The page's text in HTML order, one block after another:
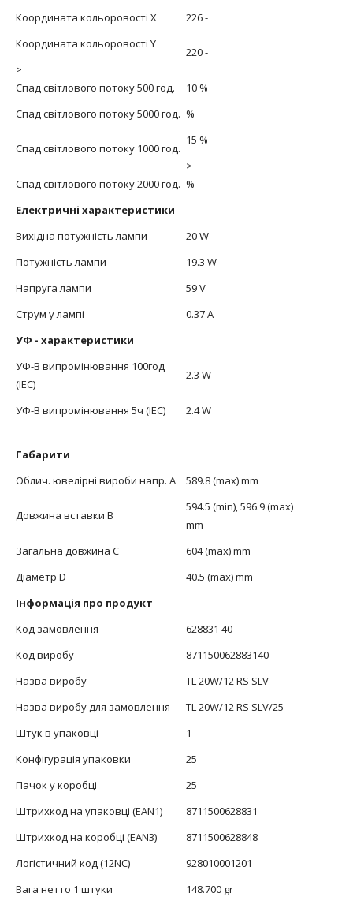
Координата кольоровості X
226 -
Координата кольоровості Y
>
220 -
Спад світлового потоку 500 год.
10 %
Спад світлового потоку 5000 год. %
Спад світлового потоку 1000 год.
15 %
>
Спад світлового потоку 2000 год. %
Електричні характеристики
Вихідна потужність лампи
20 W
Потужність лампи
19.3 W
Напруга лампи
59 V
Струм у лампі
0.37 A
УФ - характеристики
УФ-В випромінювання 100год
(IEC)
2.3 W
УФ-В випромінювання 5ч (IEC) 2.4 W
Габарити
Облич. ювелірні вироби напр. А
589.8 (max) mm
Довжина вставки В
594.5 (min), 596.9 (max)
mm
Загальна довжина С
604 (max) mm
Діаметр D
40.5 (max) mm
Інформація про продукт
Код замовлення
628831 40
Код виробу
871150062883140
Назва виробу
TL 20W/12 RS SLV
Назва виробу для замовлення
TL 20W/12 RS SLV/25
Штук в упаковці
1
Конфігурація упаковки
25
Пачок у коробці
25
Штрихкод на упаковці (EAN1)
8711500628831
Штрихкод на коробці (EAN3)
8711500628848
Логістичний код (12NC)
928010001201
Вага нетто 1 штуки
148.700 gr